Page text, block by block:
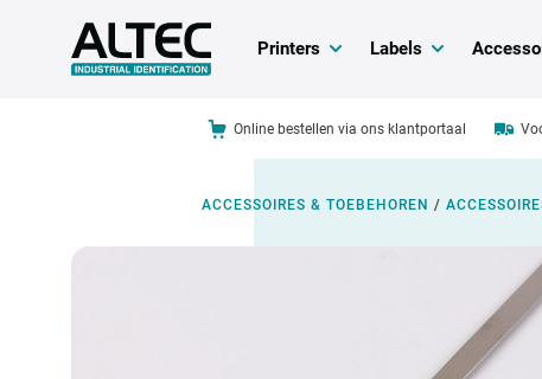
Printers Labels
Online bestellen via ons klantportaal
ACCESSOIRES & TOEBEHOREN /